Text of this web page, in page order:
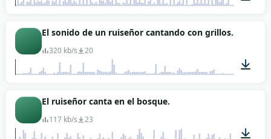
06:11
El sonido de un ruiseñor cantando con grillos.
320 kb/s 20
El ruiseñor canta en el bosque.
117 kb/s 23